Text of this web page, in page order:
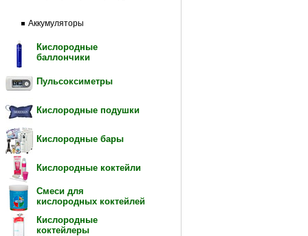
Аккумуляторы
Кислородные
баллончики
Пульсоксиметры
Кислородные подушки
Кислородные бары
Кислородные коктейли
Смеси для
кислородных коктейлей
Кислородные
коктейлеры